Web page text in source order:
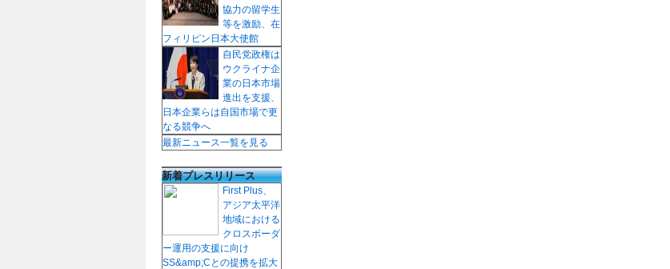
協力の留学生
等を激励、在
フィリピン日本大使館
自民党政権は
ウクライナ企
業の日本市場
進出を支援、
日本企業らは自国市場で更
なる競争へ
最新ニュース一覧を見る
新着プレスリリース
First Plus、
アジア太平洋
地域における
クロスボーダ
ー運用の支援に向け
SS&amp;Cとの提携を拡大